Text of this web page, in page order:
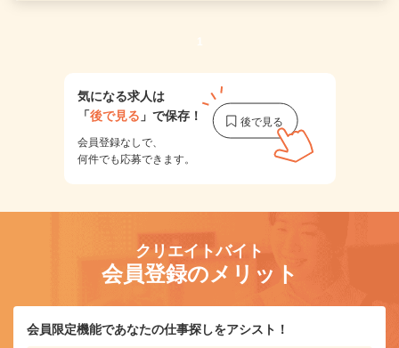
1
気になる求人は
「後で見る 」で保存！
会員登録なしで、
何件でも応募できます。
クリエイトバイト
会員登録のメリット
会員限定機能であなたの仕事探しをアシスト！